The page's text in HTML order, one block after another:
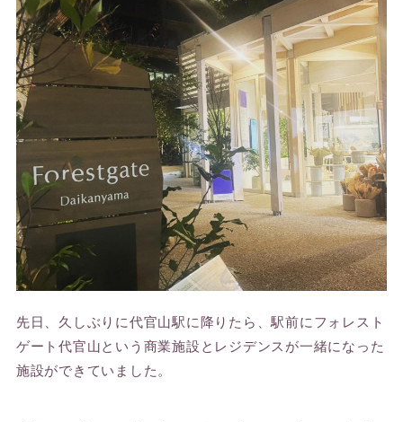
先日、久しぶりに代官山駅に降りたら、駅前にフォレスト
ゲート代官山という商業施設とレジデンスが一緒になった
施設ができていました。